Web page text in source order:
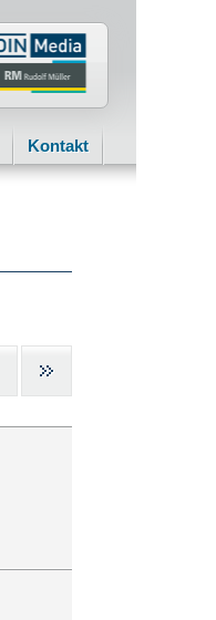
Kontakt